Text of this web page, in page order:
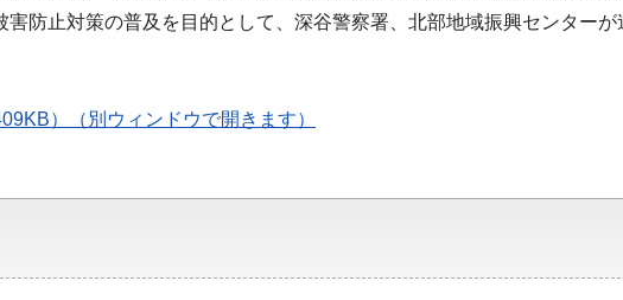
防止対策の普及を目的として、深谷警察署、北部地域振興センターが
）（別ウィンドウで開きます）